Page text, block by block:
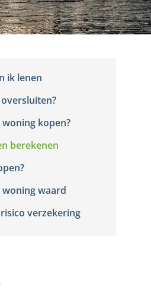
ik lenen
woning kopen?
berekenen
woning waard
verzekering